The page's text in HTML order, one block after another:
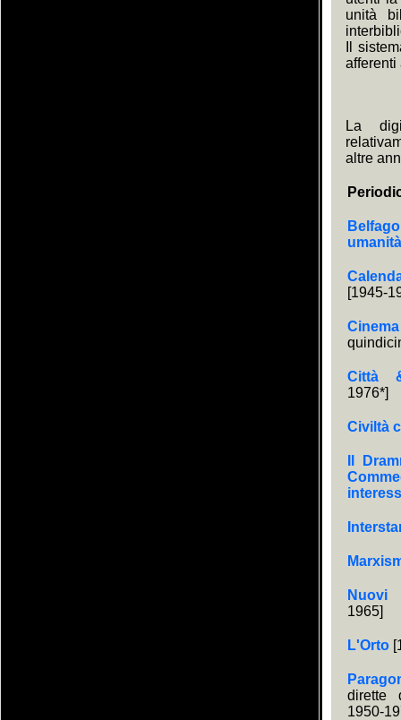
unità
Il
La
altre
umanità
[1945-
Città
1976*]
Civiltà
Il
Nuovi
1965]
L'Orto
dirette
1950-